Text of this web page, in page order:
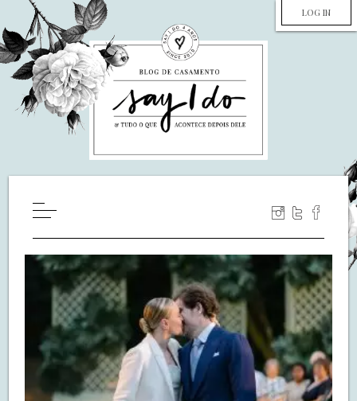
LOG IN
WILL YOU MARRY ME?
LUA DE MEL
COZINHA
DECORAÇÃO
DE NOIVA PRA NOIVA
S.O.S CASADAS
FALE COM O SAY I DO